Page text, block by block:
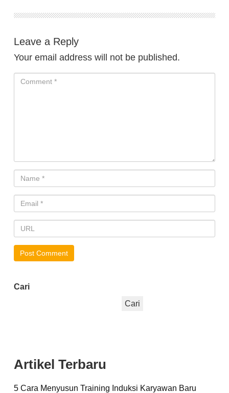
Leave a Reply
Your email address will not be published.
Cari
Cari
Artikel Terbaru
5 Cara Menyusun Training Induksi Karyawan Baru